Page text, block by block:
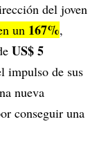
del joven
un 167%,
US$ 5
impulso de sus
nueva
conseguir una